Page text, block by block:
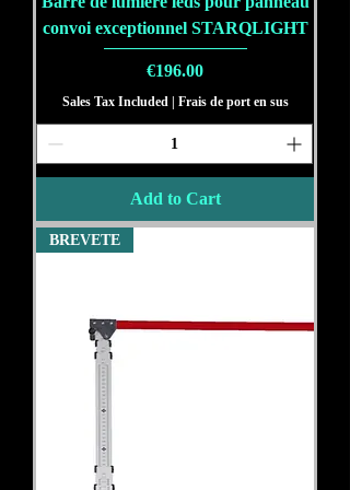
convoi exceptionnel STARQLIGHT
Price
€196.00
Sales Tax Included| Frais de port en sus
Add to Cart
BREVETE